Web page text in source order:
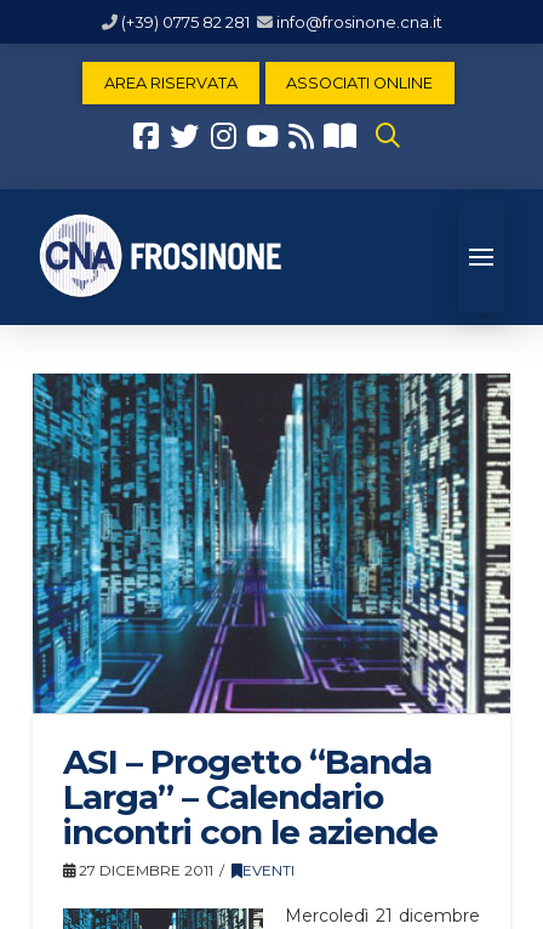
(+39) 0775 82 281 info@frosinone.cna.it
AREA RISERVATA ASSOCIATI ONLINE
ASI – Progetto “Banda
Larga” – Calendario
incontri con le aziende
27 DICEMBRE 2011 EVENTI
Mercoledì 21 dicembre